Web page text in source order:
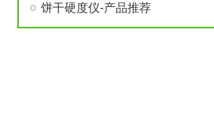
饼干硬度仪-产品推荐